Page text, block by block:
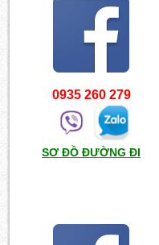
0935 260 279
SƠ ĐỒ ĐƯỜNG ĐI